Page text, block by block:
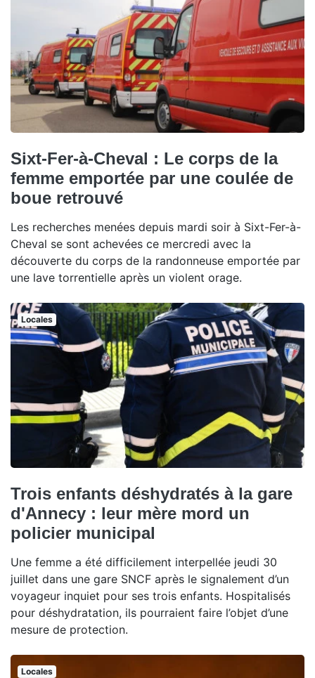
Sixt-Fer-à-Cheval : Le corps de la
femme emportée par une coulée de
boue retrouvé
Les recherches menées depuis mardi soir à Sixt-Fer-à-
Cheval se sont achevées ce mercredi avec la
découverte du corps de la randonneuse emportée par
une lave torrentielle après un violent orage.
Locales
Trois enfants déshydratés à la gare
d'Annecy : leur mère mord un
policier municipal
Une femme a été difficilement interpellée jeudi 30
juillet dans une gare SNCF après le signalement d’un
voyageur inquiet pour ses trois enfants. Hospitalisés
pour déshydratation, ils pourraient faire l’objet d’une
mesure de protection.
Locales